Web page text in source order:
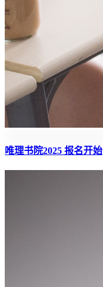
唯理书院2025 报名开始